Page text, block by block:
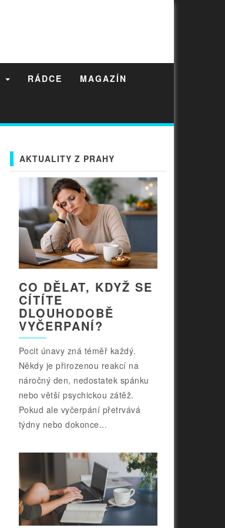
RÁDCE MAGAZÍN
AKTUALITY Z PRAHY
CO DĚLAT, KDYŽ SE
CÍTÍTE
DLOUHODOBĚ
VYČERPANÍ?
Pocit únavy zná téměř každý.
Někdy je přirozenou reakcí na
náročný den, nedostatek spánku
nebo větší psychickou zátěž.
Pokud ale vyčerpání přetrvává
týdny nebo dokonce...